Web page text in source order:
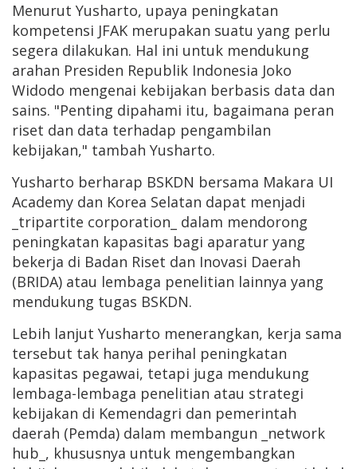
Menurut Yusharto, upaya peningkatan
kompetensi JFAK merupakan suatu yang perlu
segera dilakukan. Hal ini untuk mendukung
arahan Presiden Republik Indonesia Joko
Widodo mengenai kebijakan berbasis data dan
sains. "Penting dipahami itu, bagaimana peran
riset dan data terhadap pengambilan
kebijakan," tambah Yusharto.
Yusharto berharap BSKDN bersama Makara UI
Academy dan Korea Selatan dapat menjadi
_tripartite corporation_ dalam mendorong
peningkatan kapasitas bagi aparatur yang
bekerja di Badan Riset dan Inovasi Daerah
(BRIDA) atau lembaga penelitian lainnya yang
mendukung tugas BSKDN.
Lebih lanjut Yusharto menerangkan, kerja sama
tersebut tak hanya perihal peningkatan
kapasitas pegawai, tetapi juga mendukung
lembaga-lembaga penelitian atau strategi
kebijakan di Kemendagri dan pemerintah
daerah (Pemda) dalam membangun _network
hub_, khususnya untuk mengembangkan